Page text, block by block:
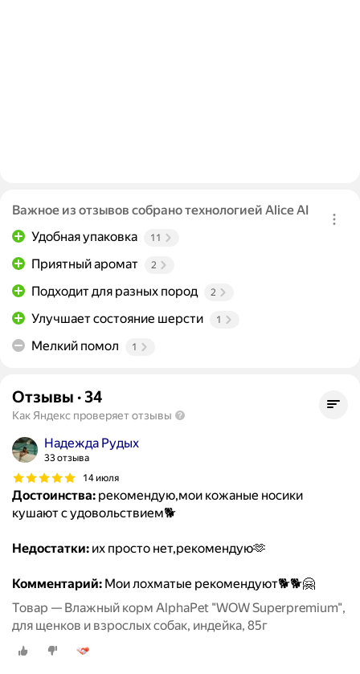
Важное из отзывов собрано технологией Alice AI
Удобная упаковка
11
Приятный аромат 2
Подходит для разных пород 2
Улучшает состояние шерсти 1
Мелкий помол 1
Отзывы · 34
Как Яндекс проверяет отзывы
Надежда Рудых
33 отзыва
14 июля
Достоинства: рекомендую,мои кожаные носики
кушают с удовольствием🐕
Недостатки: их просто нет,рекомендую🫶
Комментарий: Мои лохматые рекомендуют🐕🐕🤗
Товар — Влажный корм AlphaPet "WOW Superpremium",
для щенков и взрослых собак, индейка, 85г